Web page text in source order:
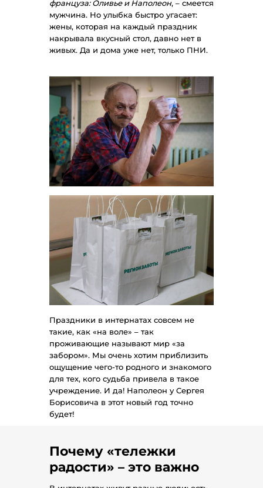
Праздники в интернатах совсем не
такие, как «на воле» – так
проживающие называют мир «за
забором». Мы очень хотим приблизить
ощущение чего-то родного и знакомого
для тех, кого судьба привела в такое
учреждение. И да! Наполеон у Сергея
Борисовича в этот новый год точно
будет!
француза: Оливье и Наполеон, – смеется
мужчина. Но улыбка быстро угасает:
жены, которая на каждый праздник
накрывала вкусный стол, давно нет в
живых. Да и дома уже нет, только ПНИ.
Почему «тележки
радости» – это важно